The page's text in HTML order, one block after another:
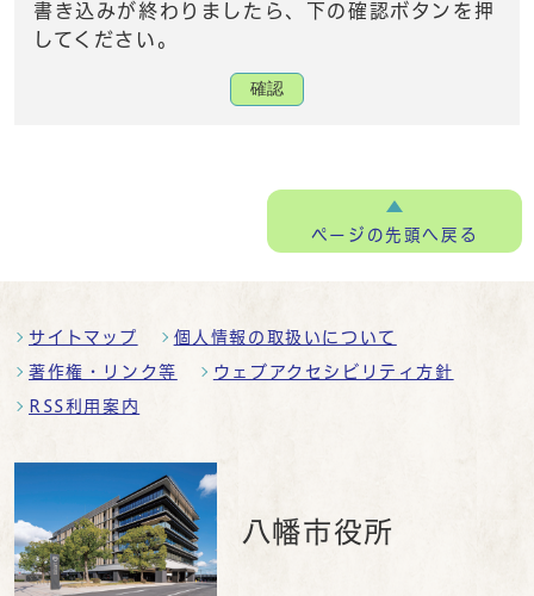
書き込みが終わりましたら、下の確認ボタンを押
してください。
確認
ページの先頭へ戻る
サイトマップ 個人情報の取扱いについて
著作権・リンク等 ウェブアクセシビリティ方針
RSS利用案内
八幡市役所